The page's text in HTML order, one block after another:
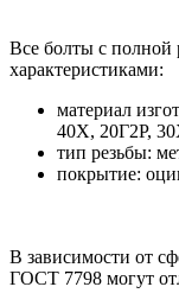
Все болты с полной
характеристиками:
материал
40X, 20Г2P,
тип резьбы:
покрытие:
В зависимости от
ГОСТ 7798 могут